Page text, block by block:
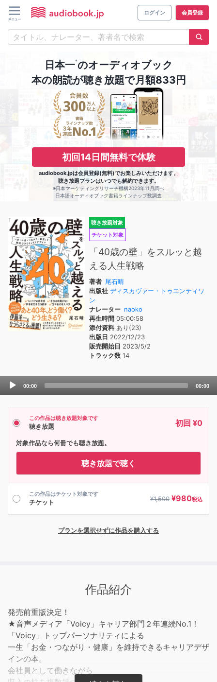
ログイン 会員登録
日本一※のオーディオブック
本の朗読が聴き放題で月額833円
初回14日間無料で体験
audiobook.jpは会員登録(無料)でお楽しみいただけます。
聴き放題プランはいつでも解約できます。
※日本マーケティングリサーチ機構2023年11月調べ
日本語オーディオブック書籍ラインナップ数調査
聴き放題対象
チケット対象
「40歳の壁」をスルッと越
える人生戦略
著者 尾石晴
出版社 ディスカヴァー・トゥエンティワ
ン
ナレーター naoko
再生時間 05:00:58
添付資料あり(23)
出版日 2022/12/23
販売開始日 2023/5/2
トラック数 14
Audio
00:00 00:00
この作品は聴き放題対象です
聴き放題 初回 ¥0
対象作品なら何冊でも聴き放題。
聴き放題で聴く
この作品はチケット対象です
チケット ¥1,500 ¥980税込
プランを選択せずに作品を購入する
作品紹介
発売前重版決定！
★音声メディア「Voicy」キャリア部門２年連続No.1！
「Voicy」トップパーソナリティによる
一生「お金・つながり・健康」を維持できるキャリアデザ
インの本。
会社員として働きながら